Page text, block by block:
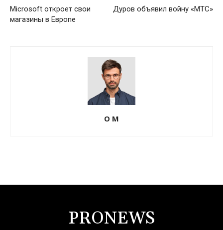
Microsoft откроет свои
магазины в Европе
Дуров объявил войну «МТС»
О М
PRONEWS